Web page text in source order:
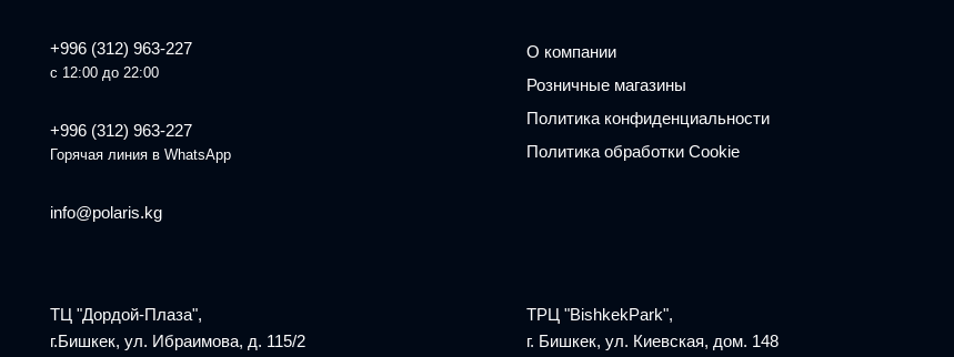
+996 (312) 963-227
с 12:00 до 22:00
+996 (312) 963-227
Горячая линия в WhatsApp
info@polaris.kg
О компании
Розничные магазины
Политика конфиденциальности
Политика обработки Cookie
ТЦ "Дордой-Плаза",
г.Бишкек, ул. Ибраимова, д. 115/2
ТРЦ "BishkekPark",
г. Бишкек, ул. Киевская, дом. 148